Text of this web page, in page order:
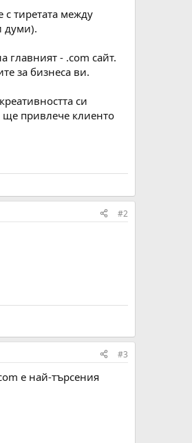
тиретата между
думи).
главният - .com сайт.
за бизнеса ви.
си
ще привлече клиенто
#2
#3
е най-търсения